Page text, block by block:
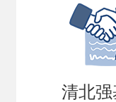
月16日
2. 网上
（申请
清北强